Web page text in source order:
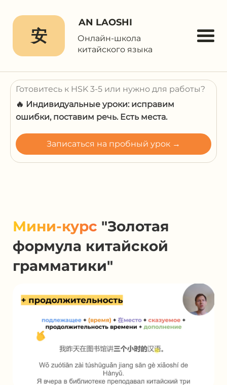
安
AN LAOSHI
Онлайн-школа
китайского языка
Готовитесь к HSK 3-5 или нужно для работы?
🔥 Индивидуальные уроки: исправим
ошибки, поставим речь. Есть места.
Записаться на пробный урок →
Мини-курс "Золотая
формула китайской
грамматики"